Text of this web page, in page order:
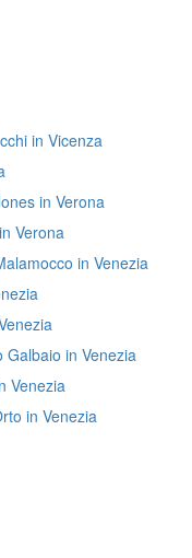
in Vicenza
in Verona
Verona
in Venezia
Galbaio in Venezia
Venezia
in Venezia